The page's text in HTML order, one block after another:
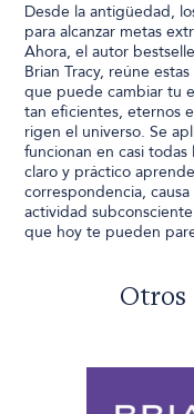
Desde la antigüedad,
para alcanzar metas
Ahora, el autor
Brian Tracy, reúne
que puede cambiar tu
tan eficientes, eternos
rigen el universo. Se
funcionan en casi
claro y práctico
correspondencia,
actividad
que hoy te pueden
Otros